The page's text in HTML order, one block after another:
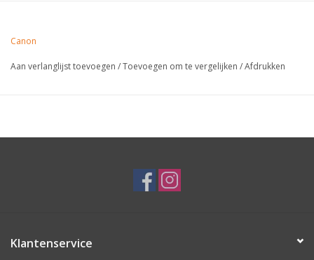
Canon
Aan verlanglijst toevoegen /Toevoegen om te vergelijken /Afdrukken
Klantenservice